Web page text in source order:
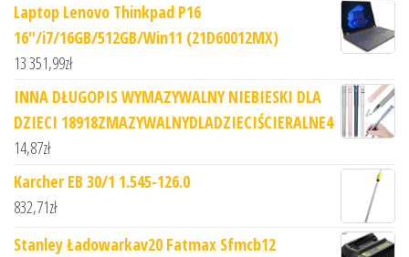
Laptop Lenovo Thinkpad P16
16"/i7/16GB/512GB/Win11 (21D60012MX)
13 351,99zł
INNA DŁUGOPIS WYMAZYWALNY NIEBIESKI DLA
DZIECI 18918ZMAZYWALNYDLADZIECIŚCIERALNE4
14,87zł
Karcher EB 30/1 1.545-126.0
832,71zł
Stanley Ładowarkav20 Fatmax Sfmcb12